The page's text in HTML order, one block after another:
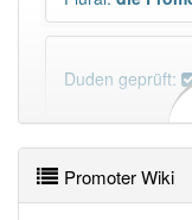
Duden geprüft:
PowerIndex:5
Promoter Wiki